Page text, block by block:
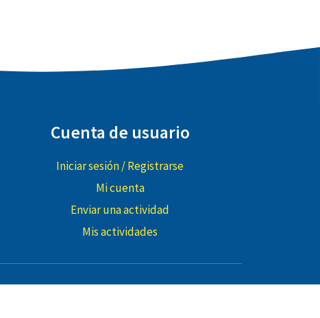
Cuenta de usuario
Iniciar sesión / Registrarse
Mi cuenta
Enviar una actividad
Mis actividades